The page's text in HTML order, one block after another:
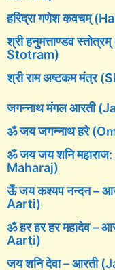
हरिद्रा गणेश कवचम्
श्री हनुमत्ताण्डव
Stotram)
श्री राम अष्टकम मंत्र
जगन्नाथ मंगल आरती
ॐ जय जगन्नाथ हरे
ॐ जय जय शनि
Maharaj)
ऊँ जय कश्यप नन्दन –
Aarti)
ॐ हर हर हर महादेव –
Aarti)
जय शनि देवा – आरती